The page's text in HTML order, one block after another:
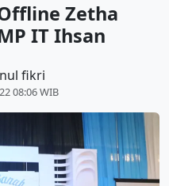
Zetha
IT Ihsan
fikri
08:06 WIB